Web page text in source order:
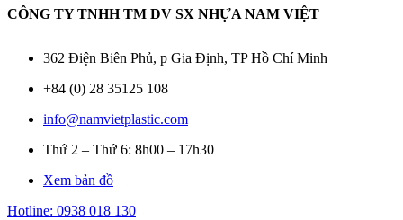
Facebook
X
LinkedIn
WhatsApp
Pinterest
Email
CÔNG TY TNHH TM DV SX NHỰA NAM VIỆT
362 Điện Biên Phủ, p Gia Định, TP Hồ Chí Minh
+84 (0) 28 35125 108
info@namvietplastic.com
Thứ 2 – Thứ 6: 8h00 – 17h30
Xem bản đồ
Hotline: 0938 018 130